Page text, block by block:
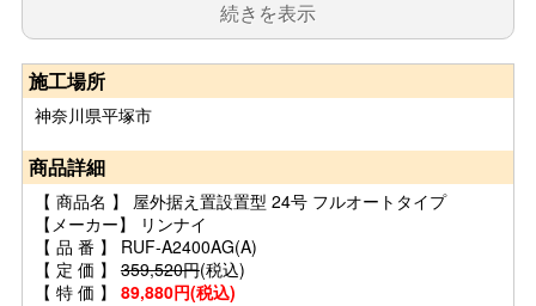
続きを表示
施工場所
神奈川県平塚市
商品詳細
【 商品名 】 屋外据え置設置型 24号 フルオートタイプ
【メーカー】 リンナイ
【 品 番 】 RUF-A2400AG(A)
【 定 価 】 359,520円(税込)
【 特 価 】 89,880円(税込)